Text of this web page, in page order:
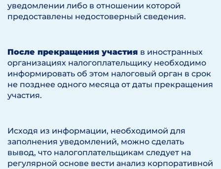
уведомлении либо в отношении которой
предоставлены недостоверный сведения.
После прекращения участия в иностранных
организациях налогоплательщику необходимо
информировать об этом налоговый орган в срок
не позднее одного месяца от даты прекращения
участия.
Исходя из информации, необходимой для
заполнения уведомлений, можно сделать
вывод, что налогоплательщикам следует на
регулярной основе вести анализ корпоративной